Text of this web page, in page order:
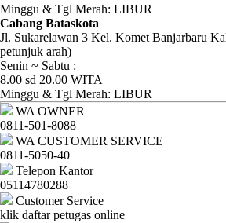
Fee
Ganti
Password
Logout
Minggu & Tgl Merah: LIBUR
Cabang Bataskota
Jl. Sukarelawan 3 Kel. Komet Banjarbaru
petunjuk arah)
Senin ~ Sabtu :
8.00 sd 20.00 WITA
Minggu & Tgl Merah: LIBUR
WA OWNER
0811-501-8088
WA CUSTOMER SERVICE
0811-5050-40
Telepon Kantor
05114780288
Customer Service
klik daftar petugas online